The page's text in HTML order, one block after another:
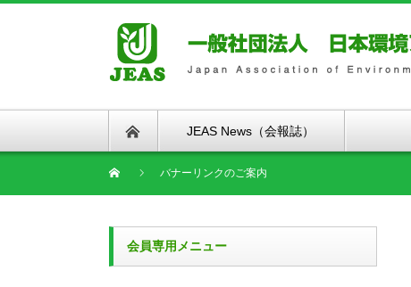
JEAS News（会報誌）
バナーリンクのご案内
会員専用メニュー